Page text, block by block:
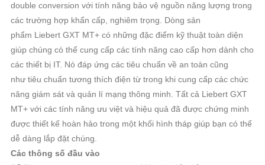
double conversion với tính năng bảo vệ nguồn năng lượng trong
các trường hợp khẩn cấp, nghiêm trọng. Dòng sản
phẩm Liebert GXT MT+ có những đặc điểm kỹ thuật toàn diện
giúp chúng có thể cung cấp các tính năng cao cấp hơn dành cho
các thiết bị IT. Nó đáp ứng các tiêu chuẩn về an toàn cũng
như tiêu chuẩn tương thích điện từ trong khi cung cấp các chức
năng giám sát và quản lí mạng thông minh. Tất cả Liebert GXT
MT+ với các tính năng ưu việt và hiệu quả đã được chứng minh
được thiết kế hoàn hảo trong một khối hình tháp giúp bạn có thể
dễ dàng lắp đặt chúng.
Các thông số đầu vào